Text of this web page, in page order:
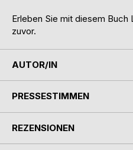
Erleben Sie mit diesem
zuvor.
AUTOR/IN
PRESSESTIMMEN
REZENSIONEN